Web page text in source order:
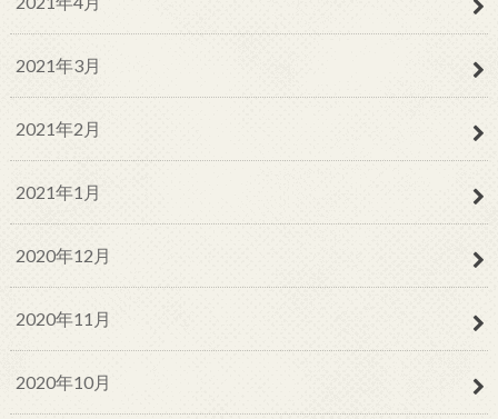
2021年3月
2021年2月
2021年1月
2020年12月
2020年11月
2020年10月